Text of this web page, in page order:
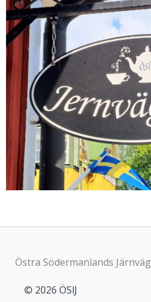
Östra Södermanlands Järnväg
© 2026 ÖSlJ